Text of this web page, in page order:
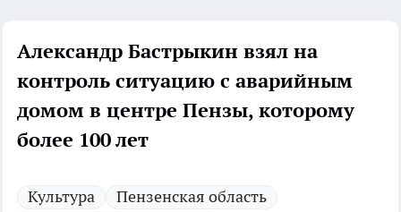
Александр Бастрыкин взял на
контроль ситуацию с аварийным
домом в центре Пензы, которому
более 100 лет
Культура
Пензенская область